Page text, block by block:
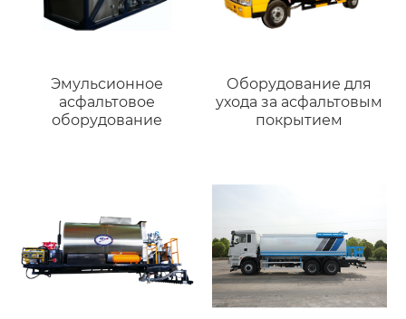
Эмульсионное
асфальтовое
оборудование
Оборудование для
ухода за асфальтовым
покрытием